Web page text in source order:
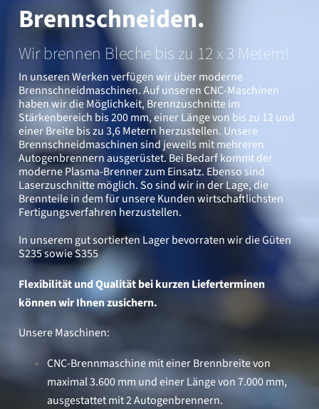
Brennschneiden.
Wir brennen Bleche bis zu 12 x 3 Metern!
In unseren Werken verfügen wir über moderne
Brennschneidmaschinen. Auf unseren CNC-Maschinen
haben wir die Möglichkeit, Brennzuschnitte im
Stärkenbereich bis 200 mm, einer Länge von bis zu 12 und
einer Breite bis zu 3,6 Metern herzustellen. Unsere
Brennschneidmaschinen sind jeweils mit mehreren
Autogenbrennern ausgerüstet. Bei Bedarf kommt der
moderne Plasma-Brenner zum Einsatz. Ebenso sind
Laserzuschnitte möglich. So sind wir in der Lage, die
Brennteile in dem für unsere Kunden wirtschaftlichsten
Fertigungsverfahren herzustellen.
In unserem gut sortierten Lager bevorraten wir die Güten
S235 sowie S355
Flexibilität und Qualität bei kurzen Lieferterminen
können wir Ihnen zusichern.
Unsere Maschinen:
CNC-Brennmaschine mit einer Brennbreite von
maximal 3.600 mm und einer Länge von 7.000 mm,
ausgestattet mit 2 Autogenbrennern.